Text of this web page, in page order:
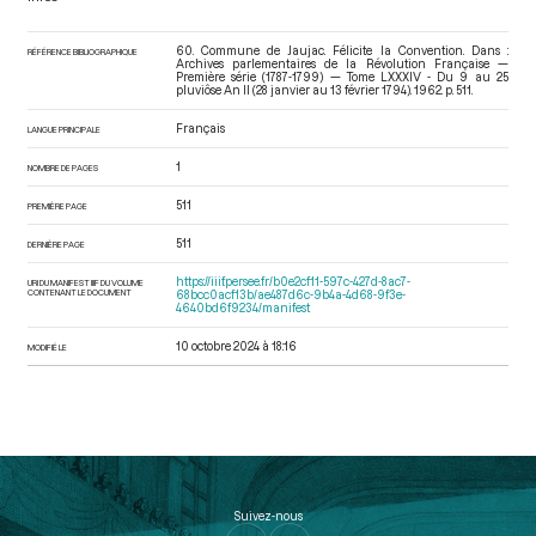
RÉFÉRENCE BIBLIOGRAPHIQUE
60. Commune de Jaujac. Félicite la Convention. Dans :
Archives parlementaires de la Révolution Française —
Première série (1787-1799) — Tome LXXXIV - Du 9 au 25
pluviôse An II (28 janvier au 13 février 1794) . 1962. p. 511.
LANGUE PRINCIPALE Français
NOMBRE DE PAGES 1
PREMIÈRE PAGE 511
DERNIÈRE PAGE 511
URI DU MANIFEST IIIF DU VOLUME
CONTENANT LE DOCUMENT
https://iiif.persee.fr/b0e2cf11-597c-427d-8ac7-
68bcc0acf13b/ae487d6c-9b4a-4d68-9f3e-
4640bd6f9234/manifest
MODIFIÉ LE 10 octobre 2024 à 18:16
Suivez-nous